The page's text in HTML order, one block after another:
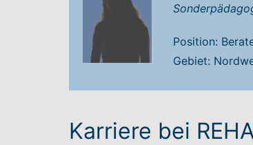
Position:
Gebiet:
Karriere bei